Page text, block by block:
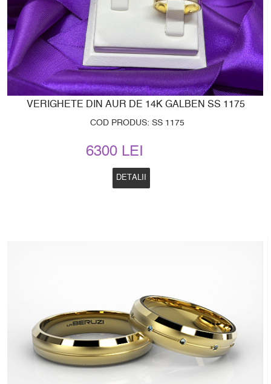
VERIGHETE DIN AUR DE 14K GALBEN SS 1175
COD PRODUS: SS 1175
6300 LEI
DETALII